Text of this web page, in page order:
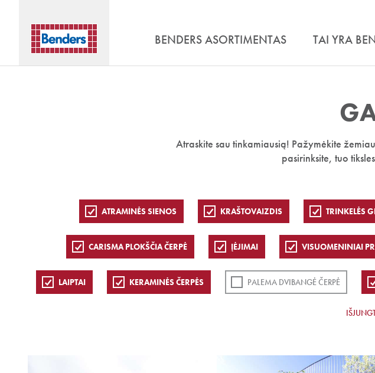
BENDERS ASORTIMENTAS TAI YRA
Atraskite sau tinkamiausią! Pažymėkite
pasirinksite, tuo
ATRAMINĖS SIENOS KRAŠTOVAIZDIS TRINKELĖS
CARISMA PLOKŠČIA ČERPĖ ĮĖJIMAI VISUOMENINIAI
LAIPTAI KERAMINĖS ČERPĖS PALEMA DVIBANGĖ ČERPĖ